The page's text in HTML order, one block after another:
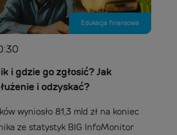
Edukacja finansowa
i gdzie go zgłosić? Jak
i odzyskać?
wyniosło 81,3 mld zł na koniec
ze statystyk BIG InfoMonitor